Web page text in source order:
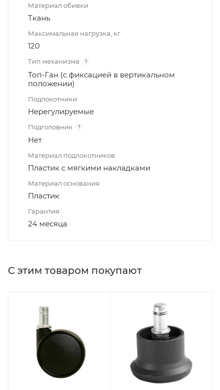
Материал обивки
Ткань
Максимальная нагрузка, кг
120
Тип механизма ?
Топ-Ган (с фиксацией в вертикальном
положении)
Подлокотники
Нерегулируемые
Подголовник ?
Нет
Материал подлокотников
Пластик с мягкими накладками
Материал основания
Пластик
Гарантия
24 месяца
С этим товаром покупают